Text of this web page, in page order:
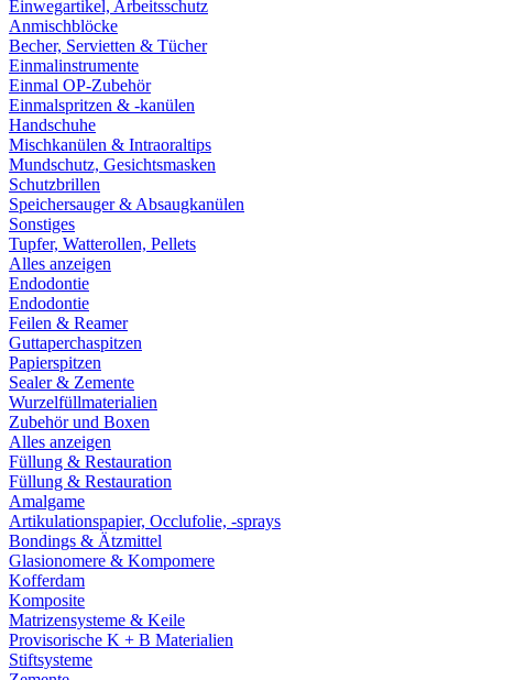
Einwegartikel, Arbeitsschutz
Anmischblöcke
Becher, Servietten & Tücher
Einmalinstrumente
Einmal OP-Zubehör
Einmalspritzen & -kanülen
Handschuhe
Mischkanülen & Intraoraltips
Mundschutz, Gesichtsmasken
Schutzbrillen
Speichersauger & Absaugkanülen
Sonstiges
Tupfer, Watterollen, Pellets
Alles anzeigen
Endodontie
Endodontie
Feilen & Reamer
Guttaperchaspitzen
Papierspitzen
Sealer & Zemente
Wurzelfüllmaterialien
Zubehör und Boxen
Alles anzeigen
Füllung & Restauration
Füllung & Restauration
Amalgame
Artikulationspapier, Occlufolie, -sprays
Bondings & Ätzmittel
Glasionomere & Kompomere
Kofferdam
Komposite
Matrizensysteme & Keile
Provisorische K + B Materialien
Stiftsysteme